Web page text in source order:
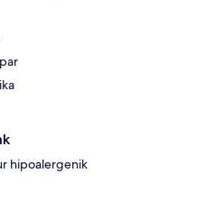
hipoalergenik